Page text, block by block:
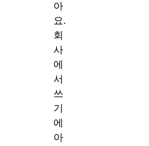
아
요.
회
사
에
서
쓰
기
에
아